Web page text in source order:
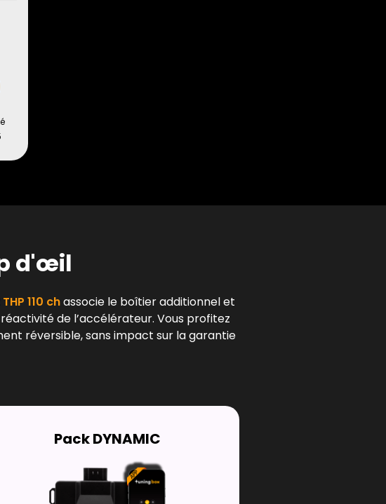
d'œil
110 chassocie le boîtier additionnel et
de l’accélérateur. Vous profitez
réversible, sans impact sur la garantie
Pack DYNAMIC